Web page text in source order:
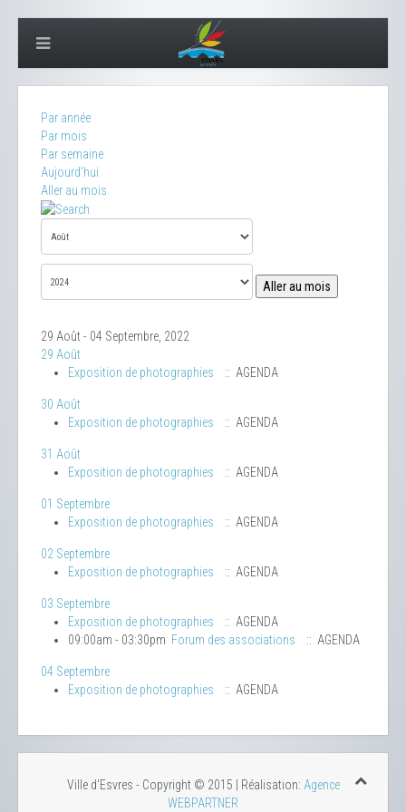
Par année
Par mois
Par semaine
Aujourd'hui
Aller au mois
Aller au mois
29 Août - 04 Septembre, 2022
29 Août
Exposition de photographies
:: AGENDA
30 Août
Exposition de photographies
:: AGENDA
31 Août
Exposition de photographies
:: AGENDA
01 Septembre
Exposition de photographies
:: AGENDA
02 Septembre
Exposition de photographies
:: AGENDA
03 Septembre
Exposition de photographies
:: AGENDA
09:00am - 03:30pm Forum des associations :: AGENDA
04 Septembre
Exposition de photographies
:: AGENDA
Ville d'Esvres - Copyright © 2015 | Réalisation: Agence
WEBPARTNER